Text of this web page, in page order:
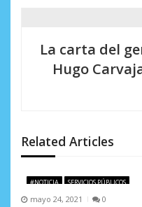
d
e
La carta del
Hugo
Related Articles
#NOTICIA SERVICIOS PÚBLICOS
mayo 24, 2021 0